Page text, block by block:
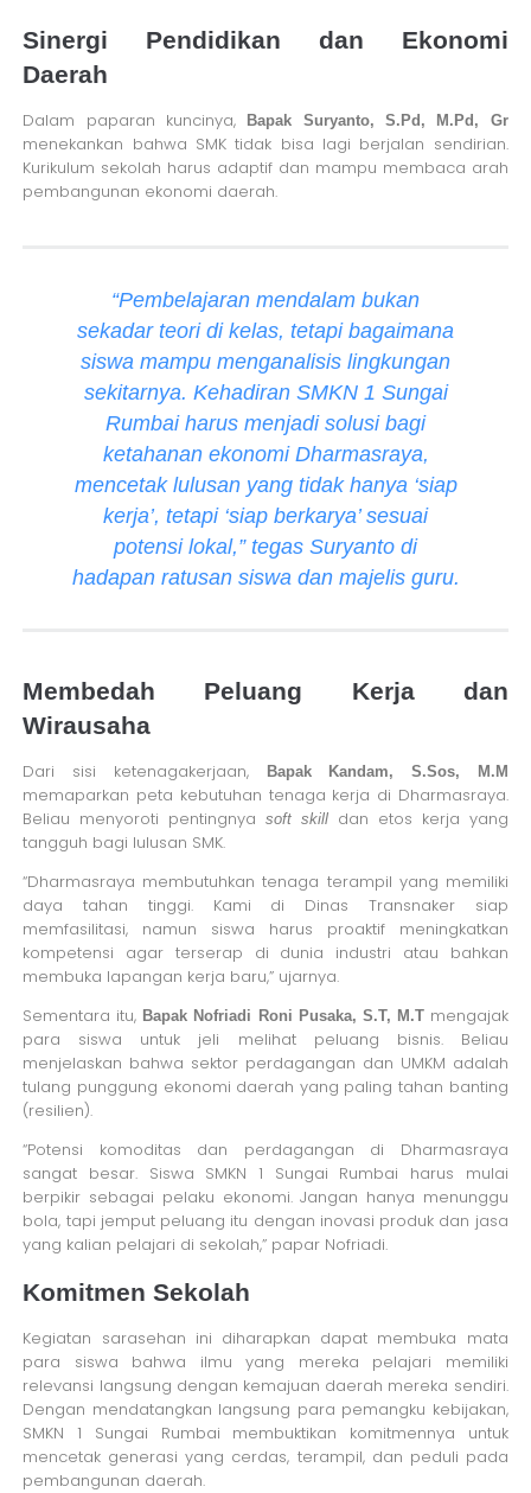
Sinergi Pendidikan dan Ekonomi
Daerah
Dalam paparan kuncinya, Bapak Suryanto, S.Pd, M.Pd, Gr
menekankan bahwa SMK tidak bisa lagi berjalan sendirian.
Kurikulum sekolah harus adaptif dan mampu membaca arah
pembangunan ekonomi daerah.
“Pembelajaran mendalam bukan
sekadar teori di kelas, tetapi bagaimana
siswa mampu menganalisis lingkungan
sekitarnya. Kehadiran SMKN 1 Sungai
Rumbai harus menjadi solusi bagi
ketahanan ekonomi Dharmasraya,
mencetak lulusan yang tidak hanya ‘siap
kerja’, tetapi ‘siap berkarya’ sesuai
potensi lokal,” tegas Suryanto di
hadapan ratusan siswa dan majelis guru.
Membedah Peluang Kerja dan
Wirausaha
Dari sisi ketenagakerjaan, Bapak Kandam, S.Sos, M.M
memaparkan peta kebutuhan tenaga kerja di Dharmasraya.
Beliau menyoroti pentingnyasoft skill dan etos kerja yang
tangguh bagi lulusan SMK.
“Dharmasraya membutuhkan tenaga terampil yang memiliki
daya tahan tinggi. Kami di Dinas Transnaker siap
memfasilitasi, namun siswa harus proaktif meningkatkan
kompetensi agar terserap di dunia industri atau bahkan
membuka lapangan kerja baru,” ujarnya.
Sementara itu, Bapak Nofriadi Roni Pusaka, S.T, M.Tmengajak
para siswa untuk jeli melihat peluang bisnis. Beliau
menjelaskan bahwa sektor perdagangan dan UMKM adalah
tulang punggung ekonomi daerah yang paling tahan banting
(resilien).
“Potensi komoditas dan perdagangan di Dharmasraya
sangat besar. Siswa SMKN 1 Sungai Rumbai harus mulai
berpikir sebagai pelaku ekonomi. Jangan hanya menunggu
bola, tapi jemput peluang itu dengan inovasi produk dan jasa
yang kalian pelajari di sekolah,” papar Nofriadi.
Komitmen Sekolah
Kegiatan sarasehan ini diharapkan dapat membuka mata
para siswa bahwa ilmu yang mereka pelajari memiliki
relevansi langsung dengan kemajuan daerah mereka sendiri.
Dengan mendatangkan langsung para pemangku kebijakan,
SMKN 1 Sungai Rumbai membuktikan komitmennya untuk
mencetak generasi yang cerdas, terampil, dan peduli pada
pembangunan daerah.